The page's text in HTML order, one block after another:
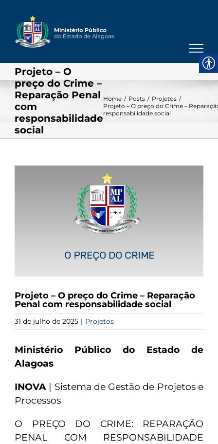
content
Projeto – O
preço do Crime –
Reparação Penal
com
responsabilidade
social
Home / Posts / Projetos /
Projeto – O preço do Crime –
responsabilidade social
Projeto – O preço do Crime – Reparação
Penal com responsabilidade social
31 de julho de 2025 | Projetos
Ministério Público do Estado de
Alagoas
INOVA | Sistema de Gestão de Projetos e
Processos
O PREÇO DO CRIME: REPARAÇÃO
PENAL COM RESPONSABILIDADE